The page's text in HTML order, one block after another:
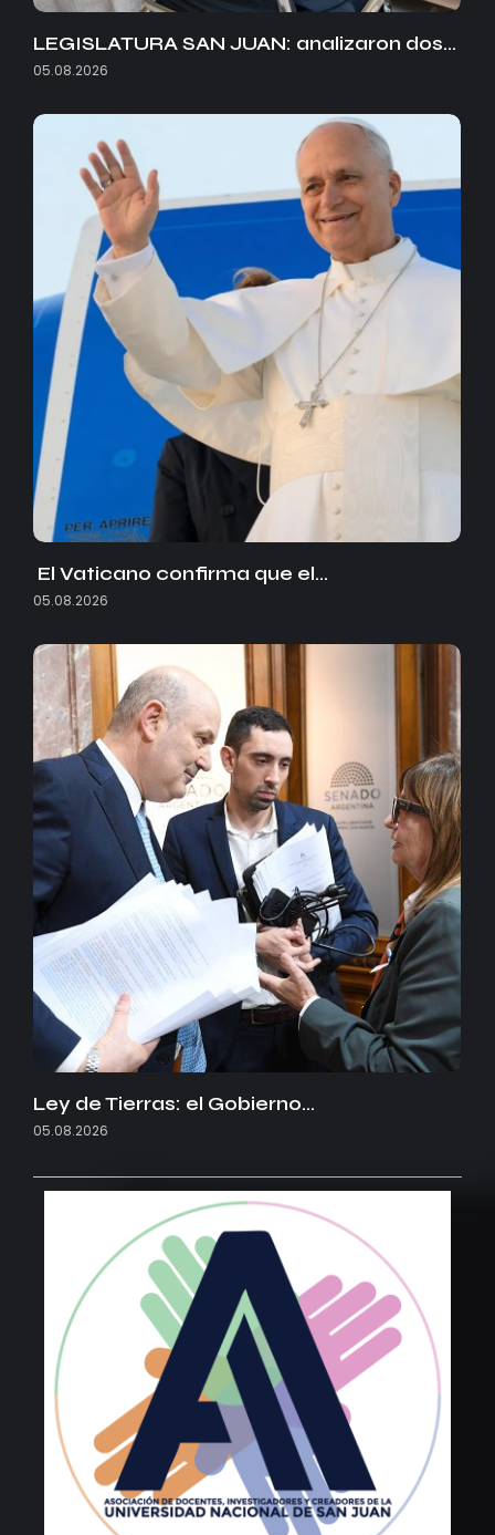
LEGISLATURA SAN JUAN: analizaron dos…
05.08.2026
El Vaticano confirma que el…
05.08.2026
Ley de Tierras: el Gobierno…
05.08.2026